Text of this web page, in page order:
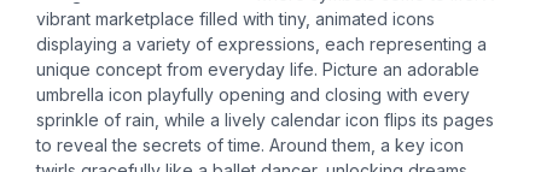
vibrant marketplace filled with tiny, animated icons
displaying a variety of expressions, each representing a
unique concept from everyday life. Picture an adorable
umbrella icon playfully opening and closing with every
sprinkle of rain, while a lively calendar icon flips its pages
to reveal the secrets of time. Around them, a key icon